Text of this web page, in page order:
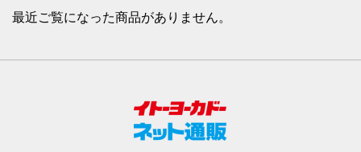
最近ご覧になった商品がありません。